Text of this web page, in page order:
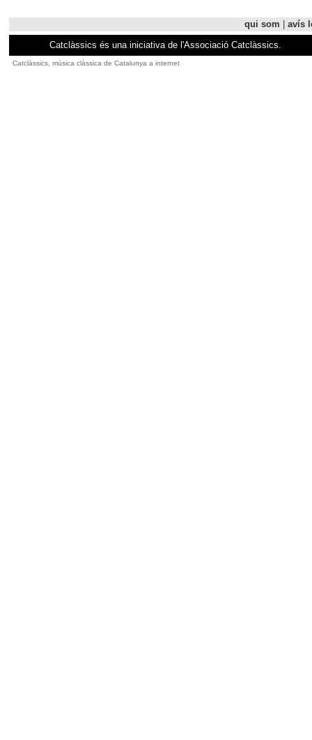
qui som
avís
Catclàssics és una iniciativa de l'Associació Catclàssics.
Catclàssics, música clàssica de Catalunya a internet